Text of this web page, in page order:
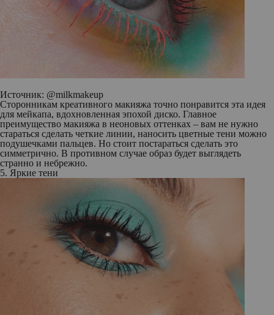
Источник: @milkmakeup
Сторонникам креативного макияжа точно понравится эта идея
для мейкапа, вдохновленная эпохой диско. Главное
преимущество макияжа в неоновых оттенках – вам не нужно
стараться сделать четкие линии, наносить цветные тени можно
подушечками пальцев. Но стоит постараться сделать это
симметрично. В противном случае образ будет выглядеть
странно и небрежно.
5. Яркие тени